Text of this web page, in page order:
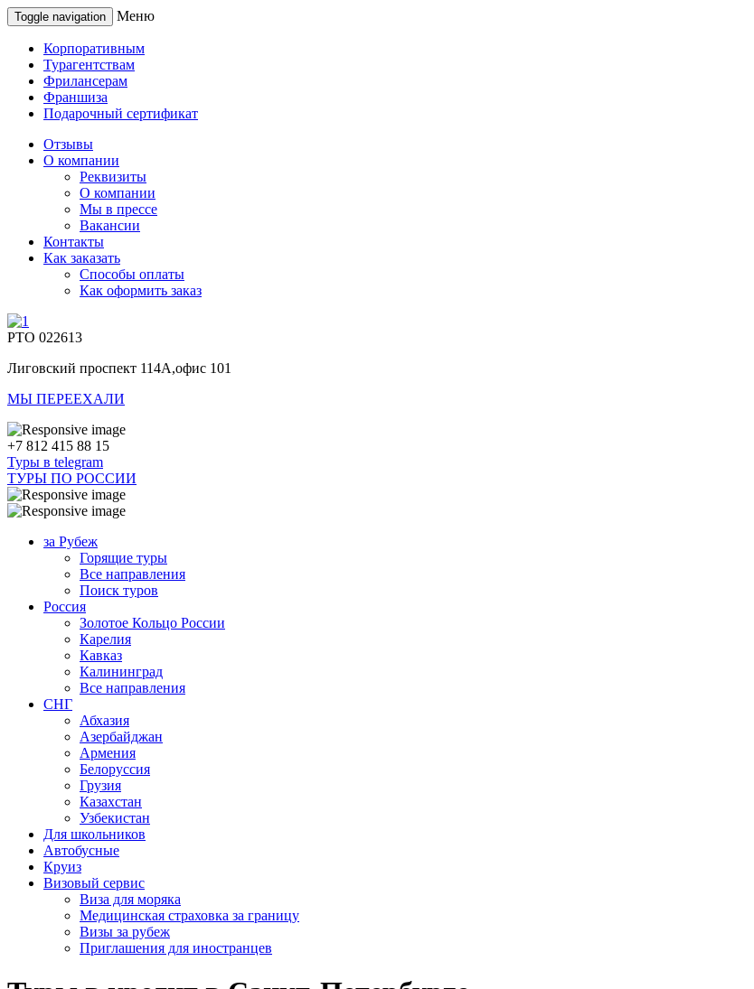
Toggle navigation Меню
Корпоративным
Турагентствам
Фрилансерам
Франшиза
Подарочный сертификат
Отзывы
О компании
Реквизиты
О компании
Мы в прессе
Вакансии
Контакты
Как заказать
Способы оплаты
Как оформить заказ
РТО 022613
Лиговский проспект 114А,офис 101
МЫ ПЕРЕЕХАЛИ
+7 812 415 88 15
Туры в telegram
ТУРЫ ПО РОССИИ
за Рубеж
Горящие туры
Все направления
Поиск туров
Россия
Золотое Кольцо России
Карелия
Кавказ
Калининград
Все направления
СНГ
Абхазия
Азербайджан
Армения
Белоруссия
Грузия
Казахстан
Узбекистан
Для школьников
Автобусные
Круиз
Визовый сервис
Виза для моряка
Медицинская страховка за границу
Визы за рубеж
Приглашения для иностранцев